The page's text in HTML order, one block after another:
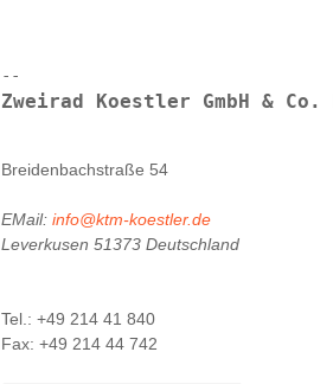
Breidenbachstraße 54
EMail: info@ktm-koestler.de
Leverkusen 51373 Deutschland
Tel.: +49 214 41 840
Fax: +49 214 44 742